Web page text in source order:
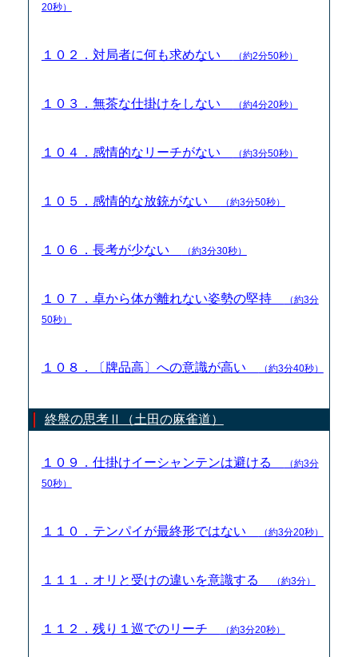
20秒）
１０２．対局者に何も求めない （約2分50秒）
１０３．無茶な仕掛けをしない （約4分20秒）
１０４．感情的なリーチがない （約3分50秒）
１０５．感情的な放銃がない （約3分50秒）
１０６．長考が少ない （約3分30秒）
１０７．卓から体が離れない姿勢の堅持
（約3分
50秒）
１０８．〔牌品高〕への意識が高い （約3分40秒）
終盤の思考Ⅱ（土田の麻雀道）
１０９．仕掛けイーシャンテンは避ける
（約3分
50秒）
１１０．テンパイが最終形ではない （約3分20秒）
１１１．オリと受けの違いを意識する （約3分）
１１２．残り１巡でのリーチ （約3分20秒）